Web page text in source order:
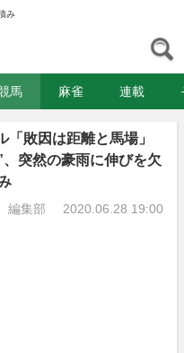
み
馬 麻雀 連載
敗因は距離と馬場」
突然の豪雨に伸びを欠
編集部 2020.06.28 19:00